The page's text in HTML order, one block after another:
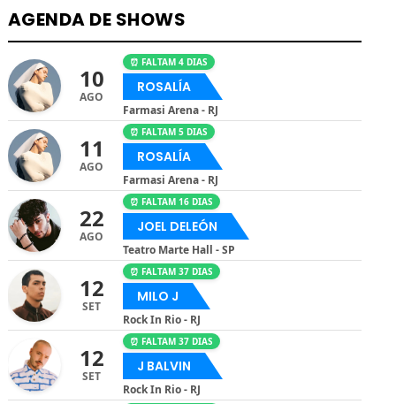
AGENDA DE SHOWS
10
AGO
⏰ FALTAM 4 DIAS
ROSALÍA
Farmasi Arena - RJ
11
AGO
⏰ FALTAM 5 DIAS
ROSALÍA
Farmasi Arena - RJ
22
AGO
⏰ FALTAM 16 DIAS
JOEL DELEÓN
Teatro Marte Hall - SP
12
SET
⏰ FALTAM 37 DIAS
MILO J
Rock In Rio - RJ
12
SET
⏰ FALTAM 37 DIAS
J BALVIN
Rock In Rio - RJ